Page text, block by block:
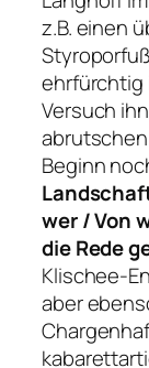
z.B. einen
ehrfürchtig
Versuch
abrutschen
Beginn
wer / Von
die Rede
Klischee-
aber